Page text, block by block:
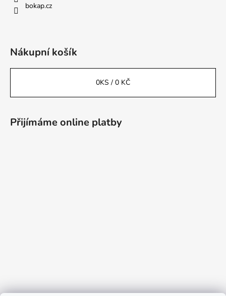
bokap.cz
Nákupní košík
0KS / 0 KČ
Přijímáme online platby